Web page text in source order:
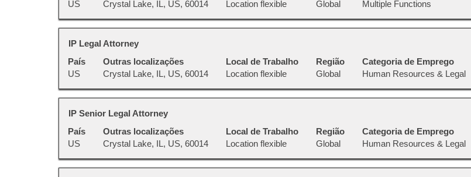
dela.
visualizar
as
informações
dela.
US
Crystal Lake, IL, US, 60014
Location flexible
Global
Multiple Functions
com
a
de
espaço
pressionada
visualizar
as
informações
dela.
Título
IP Legal Attorney
País
US
Outras localizações
Crystal Lake, IL, US, 60014
Local de Trabalho
Location flexible
Região
Global
Categoria de Emprego
Human Resources & Legal
Selecione
vaga
com
a
de
espaço
pressionada
visualizar
Título
IP Senior Legal Attorney
País
US
Outras localizações
Crystal Lake, IL, US, 60014
Local de Trabalho
Location flexible
Região
Global
Categoria de Emprego
Human Resources & Legal
Selecione
vaga
com
a